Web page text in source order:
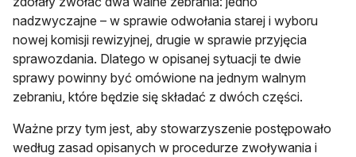
nadzwyczajne – w sprawie odwołania starej i wyboru
nowej komisji rewizyjnej, drugie w sprawie przyjęcia
sprawozdania. Dlatego w opisanej sytuacji te dwie
sprawy powinny być omówione na jednym walnym
zebraniu, które będzie się składać z dwóch części.
Ważne przy tym jest, aby stowarzyszenie postępowało
według zasad opisanych w procedurze zwoływania i